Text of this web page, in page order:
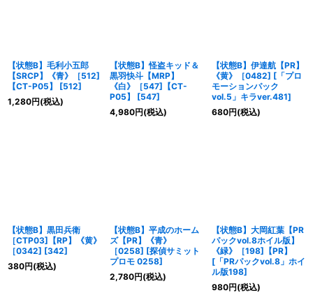
【状態B】毛利小五郎
【SRCP】《青》［512]
【CT-P05】
[512]
1,280円(税込)
【状態B】怪盗キッド＆
黒羽快斗【MRP】
《白》［547]【CT-
P05】
[547]
4,980円(税込)
【状態B】伊達航【PR】
《黄》［0482] [「プロ
モーションパック
vol.5」キラver.481]
680円(税込)
【状態B】黒田兵衛
［CTP03]【RP】《黄》
［0342] [342]
380円(税込)
【状態B】平成のホーム
ズ【PR】《青》
［0258] [探偵サミット
プロモ 0258]
2,780円(税込)
【状態B】大岡紅葉【PR
パックvol.8ホイル版】
《緑》［198]【PR】
[「PRパックvol.8」ホイ
ル版198]
980円(税込)